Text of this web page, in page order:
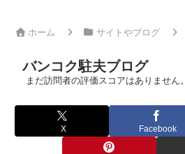
ホーム サイトやブログ
バンコク駐夫ブログ
まだ訪問者の評価スコアはありません。
X Facebook